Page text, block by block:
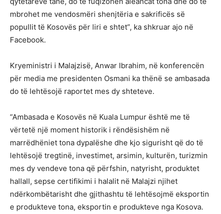
mbrohet me vendosmëri shenjtëria e sakrificës së
popullit të Kosovës për liri e shtet”, ka shkruar ajo në
Facebook.
Kryeministri i Malajzisë, Anwar Ibrahim, në konferencën
për media me presidenten Osmani ka thënë se ambasada
do të lehtësojë raportet mes dy shteteve.
“Ambasada e Kosovës në Kuala Lumpur është me të
vërtetë një moment historik i rëndësishëm në
marrëdhëniet tona dypalëshe dhe kjo sigurisht që do të
lehtësojë tregtinë, investimet, arsimin, kulturën, turizmin
mes dy vendeve tona që përfshin, natyrisht, produktet
hallall, sepse certifikimi i halalit në Malajzi njihet
ndërkombëtarisht dhe gjithashtu të lehtësojmë eksportin
e produkteve tona, eksportin e produkteve nga Kosova.